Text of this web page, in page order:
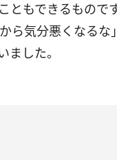
ともできるもので
ら気分悪くなるな
した。